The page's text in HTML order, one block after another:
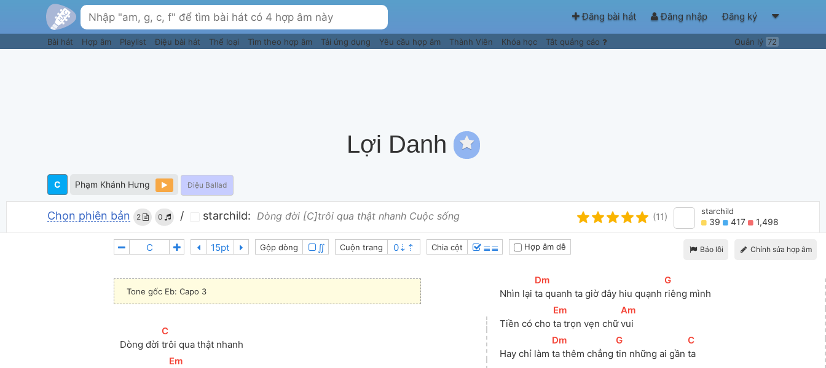
Đăng bài hát Đăng nhập Đăng ký
Bài hát Hợp âm Playlist Điệu bài hát Thể loại Tìm theo hợp âm Tải ứng dụng Yêu cầu hợp âm Thành Viên Khóa học Tắt quảng cáo Quản lý 72
Lợi Danh
C Phạm Khánh Hưng Điệu Ballad
Chọn phiên bản 2 0 / starchild: Dòng đời [C]trôi qua thật nhanh Cuộc sống (11)
starchild
39 417 1,498
Báo lỗi Chỉnh sửa hợp âm
Gộp dòng ∬ Cuộn trang Chia cột ≣≣ Hợp âm dễ
Tone gốc Eb: Capo 3
Dòng đời
[
C
trôi qua thật nhanh
[Em
Nhìn lại
[Dm
ta quanh ta giờ đây hiu quạnh
[
G
riêng mình
Tiền có cho
[Em
ta trọn vẹn chữ
[
Am
vui
Hay chỉ làm
[Dm
ta thêm chẳng
[
G
tin những ai gần
[
C
ta